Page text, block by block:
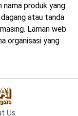
nama produk yang
atau tanda
Laman web
organisasi yang
Us